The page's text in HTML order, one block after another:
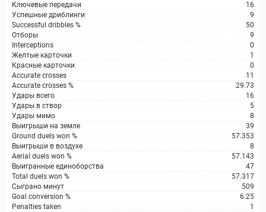
Ключевые передачи
16
Успешные дриблинги
9
Successful dribbles %
50
Отборы
9
Interceptions
0
Желтые карточки
1
Красные карточки
0
Accurate crosses
11
Accurate crosses %
29.73
Удары всего
16
Удары в створ
5
Удары мимо
8
Выигрыши на земле
39
Ground duels won %
57.353
Выигрыши в воздухе
8
Aerial duels won %
57.143
Выигранные единоборства
47
Total duels won %
57.317
Сыграно минут
509
Goal conversion %
6.25
Penalties taken
1